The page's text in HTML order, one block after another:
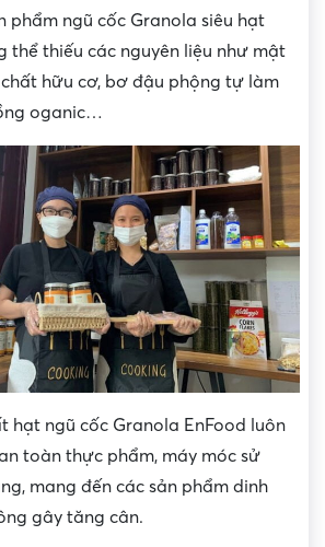
phẩm ngũ cốc Granola siêu hạt
thể thiếu các nguyên liệu như mật
hữu cơ, bơ đậu phộng tự làm
oganic…
hạt ngũ cốc Granola EnFood luôn
toàn thực phẩm, máy móc sử
mang đến các sản phẩm dinh
gây tăng cân.